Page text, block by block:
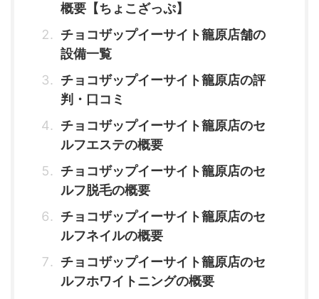
概要【ちょこざっぷ】
チョコザップイーサイト籠原店舗の
設備一覧
チョコザップイーサイト籠原店の評
判・口コミ
チョコザップイーサイト籠原店のセ
ルフエステの概要
チョコザップイーサイト籠原店のセ
ルフ脱毛の概要
チョコザップイーサイト籠原店のセ
ルフネイルの概要
チョコザップイーサイト籠原店のセ
ルフホワイトニングの概要